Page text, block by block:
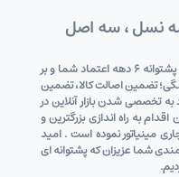
سه نسل ، سه اصل
شرکت شکوهمند گستر دی (علی اکبری) به پشتوانه 6 دهه اعتماد شما و بر
تضمین اصالت کالا، تضمین
به تخصصی شدن بازار آنلاین در
به راه اندازی بزرگترین و
مینیاتور نموده است . امید
شما عزیزان که پشتوانه ای